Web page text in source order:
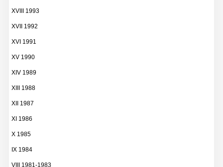
XVIII 1993
XVII 1992
XVI 1991
XV 1990
XIV 1989
XIII 1988
XII 1987
XI 1986
X 1985
IX 1984
VIII 1981-1983